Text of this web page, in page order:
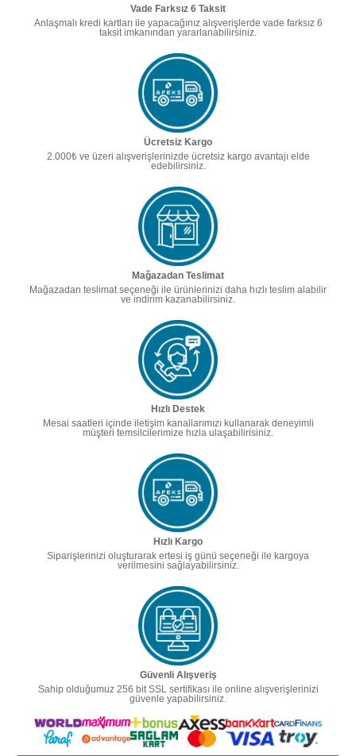
Vade Farksız 6 Taksit
Anlaşmalı kredi kartları ile yapacağınız alışverişlerde vade farksız 6
taksit imkanından yararlanabilirsiniz.
Ücretsiz Kargo
2.000₺ ve üzeri alışverişlerinizde ücretsiz kargo avantajı elde
edebilirsiniz.
Mağazadan Teslimat
Mağazadan teslimat seçeneği ile ürünlerinizi daha hızlı teslim alabilir
ve indirim kazanabilirsiniz.
Hızlı Destek
Mesai saatleri içinde iletişim kanallarımızı kullanarak deneyimli
müşteri temsilcilerimize hızla ulaşabilirisiniz.
Hızlı Kargo
Siparişlerinizi oluşturarak ertesi iş günü seçeneği ile kargoya
verilmesini sağlayabilirsiniz.
Güvenli Alışveriş
Sahip olduğumuz 256 bit SSL sertifikası ile online alışverişlerinizi
güvenle yapabilirsiniz.